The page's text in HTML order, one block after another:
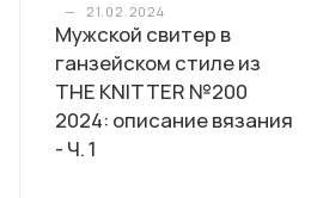
—
21.02.2024
Мужской свитер в
ганзейском стиле из
ТHЕ КNITTЕR №200
2024: описание вязания
- Ч. 1